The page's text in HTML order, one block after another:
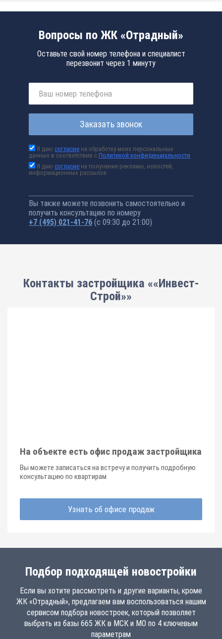
Вопросы по ЖК «Отрадный»
Оставьте свой номер телефона и специалист
перезвонит через 1 минуту
Заказать звонок
Я даюсогласие на обработку моих персональных
данных в соответствии сПолитикой конфиденциальности
Я даюсогласие на получение рекламы, новостей,
информационных рассылок
Вы также можете позвонить самостоятельно и
получить консультацию по номеру
+7 (495) 021-41-76 (с 09:30 до 21:00)
Контакты застройщика ««Инвест-
Строй»»
На объекте есть офис продаж застройщика
Вы можете записаться на встречу и получить подробную
консультацию по квартирам
Узнать об офисе продаж
Подбор подходящей новостройки
Если вы хотите рассмотреть и другие варианты, кроме
ЖК «Отрадный», предлагаем вам воспользоваться нашим
сервисом подбора новостроек, который позволяет
выбрать из базы 665 ЖК в МСК и МО по 4 ключевым
параметрам